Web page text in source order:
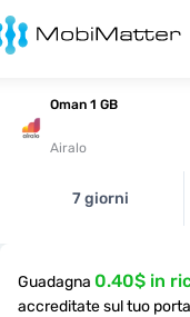
Oman 1 GB
Airalo
7 giorni
Guadagna 0.40$ in
accreditate sul tuo